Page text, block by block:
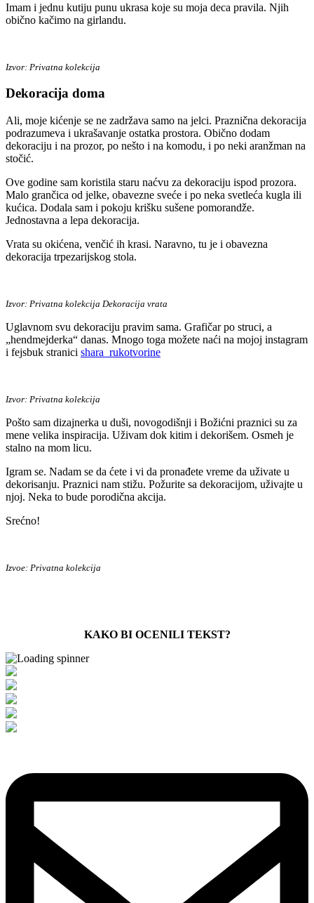
Imam i jednu kutiju punu ukrasa koje su moja deca pravila. Njih
obično kačimo na girlandu.
Izvor: Privatna kolekcija
Dekoracija doma
Ali, moje kićenje se ne zadržava samo na jelci. Praznična dekoracija
podrazumeva i ukrašavanje ostatka prostora. Obično dodam
dekoraciju i na prozor, po nešto i na komodu, i po neki aranžman na
stočić.
Ove godine sam koristila staru naćvu za dekoraciju ispod prozora.
Malo grančica od jelke, obavezne sveće i po neka svetleća kugla ili
kućica. Dodala sam i pokoju krišku sušene pomorandže.
Jednostavna a lepa dekoracija.
Vrata su okićena, venčić ih krasi. Naravno, tu je i obavezna
dekoracija trpezarijskog stola.
Izvor: Privatna kolekcija Dekoracija vrata
Uglavnom svu dekoraciju pravim sama. Grafičar po struci, a
„hendmejderka“ danas. Mnogo toga možete naći na mojoj instagram
i fejsbuk stranici shara_rukotvorine
Izvor: Privatna kolekcija
Pošto sam dizajnerka u duši, novogodišnji i Božićni praznici su za
mene velika inspiracija. Uživam dok kitim i dekorišem. Osmeh je
stalno na mom licu.
Igram se. Nadam se da ćete i vi da pronađete vreme da uživate u
dekorisanju. Praznici nam stižu. Požurite sa dekoracijom, uživajte u
njoj. Neka to bude porodična akcija.
Srećno!
Izvoe: Privatna kolekcija
KAKO BI OCENILI TEKST?